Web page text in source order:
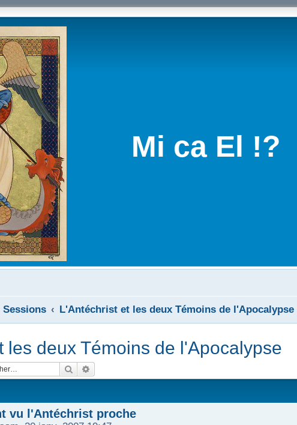
Mi ca El !?
Sessions L'Antéchrist et les deux Témoins de l'Apocalypse
les deux Témoins de l'Apocalypse
Rechercher
vu l'Antéchrist proche